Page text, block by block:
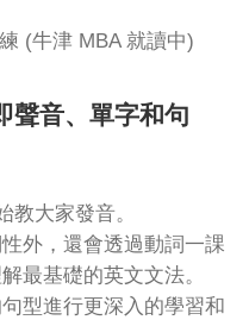
聲音、單字和句
教大家發音。
外，還會透過動詞一課
最基礎的英文文法。
型進行更深入的學習和